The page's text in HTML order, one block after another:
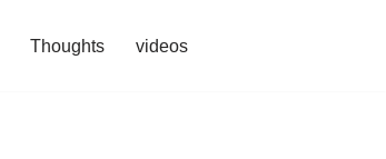
Thoughts videos